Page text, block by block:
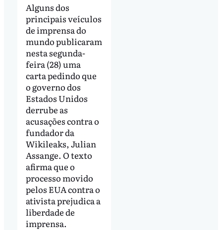
Alguns dos
principais veículos
de imprensa do
mundo publicaram
nesta segunda-
feira (28) uma
carta pedindo que
o governo dos
Estados Unidos
derrube as
acusações contra o
fundador da
Wikileaks, Julian
Assange. O texto
afirma que o
processo movido
pelos EUA contra o
ativista prejudica a
liberdade de
imprensa.